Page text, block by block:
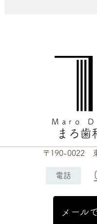
Maro
まろ歯
〒190-0022
電話
メール